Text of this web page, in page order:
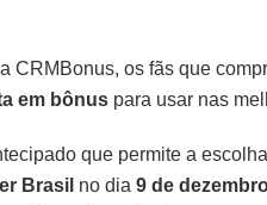
CRMBonus, os fãs que
em bônus para usar nas
que permite a
Brasil no dia 9 de